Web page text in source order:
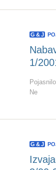
G &J
1/
Ne
G &J